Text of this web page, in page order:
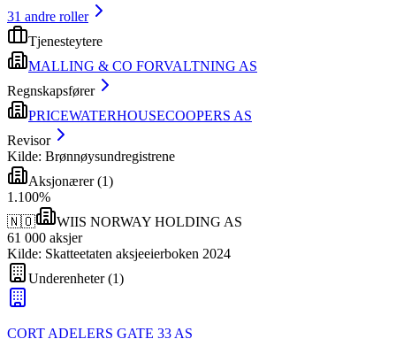
31 andre roller
Tjenesteytere
MALLING & CO FORVALTNING AS
Regnskapsfører
PRICEWATERHOUSECOOPERS AS
Revisor
Kilde: Brønnøysundregistrene
Aksjonærer(1)
1 .100%
🇳🇴
WIIS NORWAY HOLDING AS
61 000 aksjer
Kilde: Skatteetaten aksjeeierboken 2024
Underenheter(1)
CORT ADELERS GATE 33 AS